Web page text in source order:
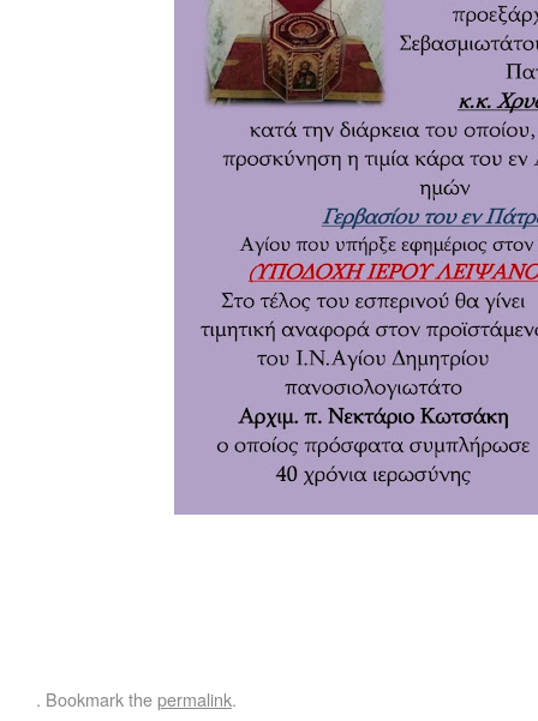
. Bookmark thepermalink.